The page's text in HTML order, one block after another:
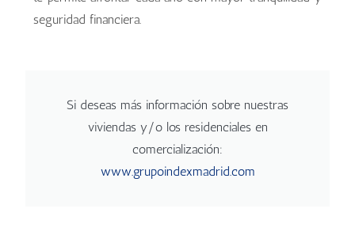
seguridad financiera.
Si deseas más información sobre nuestras
viviendas y/o los residenciales en
comercialización:
www.grupoindexmadrid.com